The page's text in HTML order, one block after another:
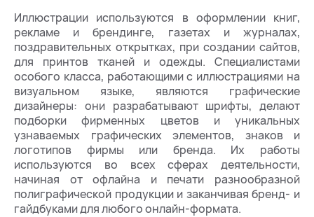
Иллюстрации используются в оформлении книг,
рекламе и брендинге, газетах и журналах,
поздравительных открытках, при создании сайтов,
для принтов тканей и одежды. Специалистами
особого класса, работающими с иллюстрациями на
визуальном языке, являются графические
дизайнеры: они разрабатывают шрифты, делают
подборки фирменных цветов и уникальных
узнаваемых графических элементов, знаков и
логотипов фирмы или бренда. Их работы
используются во всех сферах деятельности,
начиная от офлайна и печати разнообразной
полиграфической продукции и заканчивая бренд- и
гайдбуками для любого онлайн-формата.